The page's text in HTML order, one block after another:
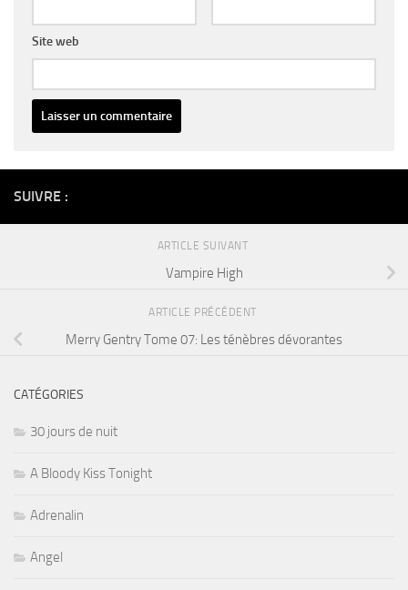
Site web
SUIVRE :
ARTICLE SUIVANT
Vampire High
ARTICLE PRÉCÉDENT
Merry Gentry Tome 07: Les ténèbres dévorantes
CATÉGORIES
30 jours de nuit
A Bloody Kiss Tonight
Adrenalin
Angel